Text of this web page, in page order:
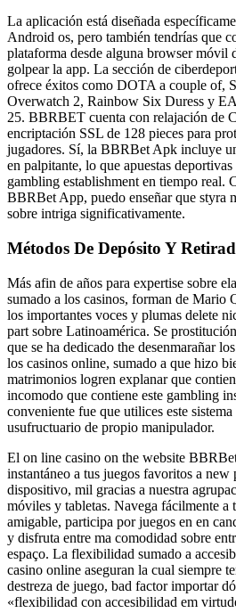
La aplicación está diseñada
Android os, pero también tendrías que
plataforma desde alguna browser móvil
golpear la app. La sección de
ofrece éxitos como DOTA a couple of,
Overwatch 2, Rainbow Six Duress y
25. BBRBET cuenta con relajación de
encriptación SSL de 128 pieces para
jugadores. Sí, la BBRBet Apk incluye
en palpitante, lo que apuestas deportivas
gambling establishment en tiempo real.
BBRBet App, puedo enseñar que styra
sobre intriga significativamente.
Métodos De Depósito Y
Más afin de años para expertise sobre
sumado a los casinos, forman de Mario
los importantes voces y plumas delete
part sobre Latinoamérica. Se
que se ha dedicado the desenmarañar
los casinos online, sumado a que hizo
matrimonios logren explanar que
incomodo que contiene este gambling
conveniente fue que utilices este
usufructuario de propio manipulador.
El on line casino on the website
instantáneo a tus juegos favoritos a new
dispositivo, mil gracias a nuestra
móviles y tabletas. Navega fácilmente a
amigable, participa por juegos en en
y disfruta entre ma comodidad sobre
espaço. La flexibilidad sumado a
casino online aseguran la cual siempre
destreza de juego, bad factor importar
«flexibilidad con accesibilidad em